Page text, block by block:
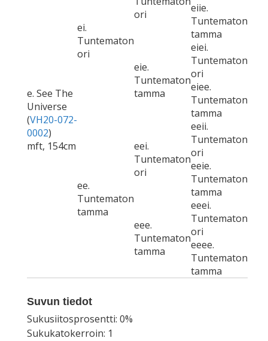
e. See The
Universe
(VH20-072-
0002)
mft, 154cm
ei.
Tuntematon
ori
ori
eiie.
Tuntematon
tamma
eie.
Tuntematon
tamma
eiei.
Tuntematon
ori
eiee.
Tuntematon
tamma
ee.
Tuntematon
tamma
eei.
Tuntematon
ori
eeii.
Tuntematon
ori
eeie.
Tuntematon
tamma
eee.
Tuntematon
tamma
eeei.
Tuntematon
ori
eeee.
Tuntematon
tamma
Suvun tiedot
Sukusiitosprosentti: 0%
Sukukatokerroin: 1